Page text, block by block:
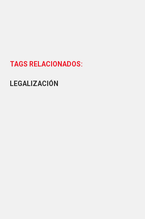
TAGS RELACIONADOS:
LEGALIZACIÓN